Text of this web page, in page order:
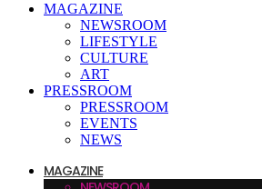
MAGAZINE
NEWSROOM
LIFESTYLE
CULTURE
ART
PRESSROOM
PRESSROOM
EVENTS
NEWS
MAGAZINE